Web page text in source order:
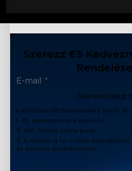
Szerezz €5
Szerezd meg
Iratkozzon fel hírlevelünkre most, és
1. €5 kedvezmény kuponkód
2. 100 Govee Store pont
3. E-mailek új termékek
és exkluzív eseményekről